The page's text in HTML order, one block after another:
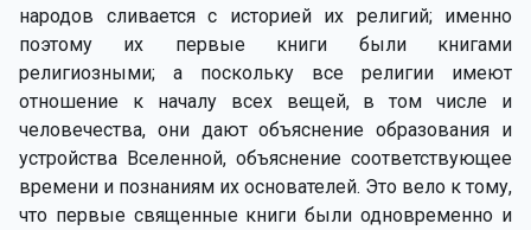
народов сливается с историей их религий; именно
поэтому их первые книги были книгами
религиозными; а поскольку все религии имеют
отношение к началу всех вещей, в том числе и
человечества, они дают объяснение образования и
устройства Вселенной, объяснение соответствующее
времени и познаниям их основателей. Это вело к тому,
что первые священные книги были одновременно и